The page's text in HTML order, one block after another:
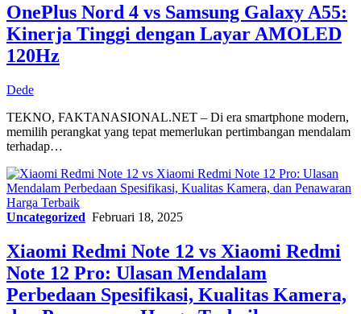
OnePlus Nord 4 vs Samsung Galaxy A55:
Kinerja Tinggi dengan Layar AMOLED
120Hz
Dede
TEKNO, FAKTANASIONAL.NET – Di era smartphone modern,
memilih perangkat yang tepat memerlukan pertimbangan mendalam
terhadap…
Uncategorized Februari 18, 2025
Xiaomi Redmi Note 12 vs Xiaomi Redmi
Note 12 Pro: Ulasan Mendalam
Perbedaan Spesifikasi, Kualitas Kamera,